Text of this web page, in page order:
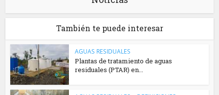
También te puede interesar
AGUAS RESIDUALES
Plantas de tratamiento de aguas
residuales (PTAR) en...